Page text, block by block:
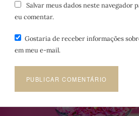
Salvar meus dados neste navegador
eu comentar.
Gostaria de receber informações
em meu e-mail.